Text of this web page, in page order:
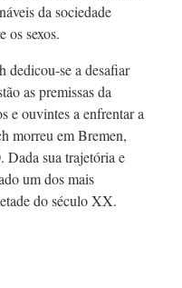
da sociedade
os sexos.
dedicou-se a desafiar
as premissas da
e ouvintes a enfrentar a
morreu em Bremen,
Dada sua trajetória e
um dos mais
do século XX.